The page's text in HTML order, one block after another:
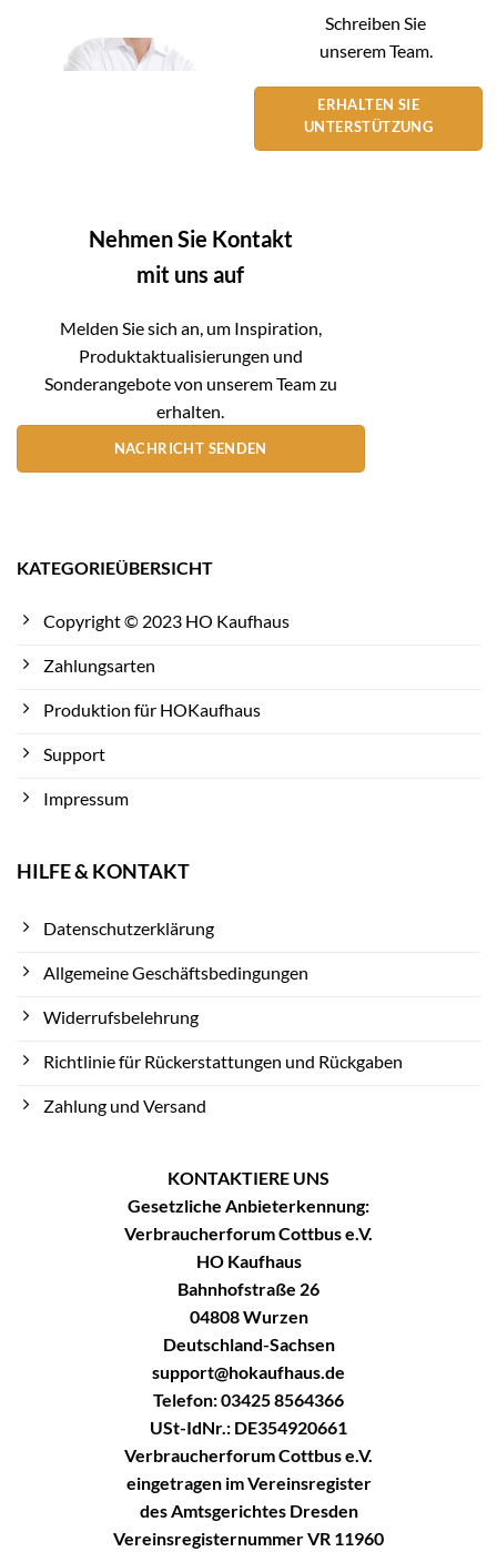
Schreiben Sie
unserem Team.
ERHALTEN SIE
UNTERSTÜTZUNG
Nehmen Sie Kontakt
mit uns auf
Melden Sie sich an, um Inspiration,
Produktaktualisierungen und
Sonderangebote von unserem Team zu
erhalten.
NACHRICHT SENDEN
KATEGORIEÜBERSICHT
Copyright © 2023 HO Kaufhaus
Zahlungsarten
Produktion für HOKaufhaus
Support
Impressum
HILFE & KONTAKT
Datenschutzerklärung
Allgemeine Geschäftsbedingungen
Widerrufsbelehrung
Richtlinie für Rückerstattungen und Rückgaben
Zahlung und Versand
KONTAKTIERE UNS
Gesetzliche Anbieterkennung:
Verbraucherforum Cottbus e.V.
HO Kaufhaus
Bahnhofstraße 26
04808 Wurzen
Deutschland-Sachsen
support@hokaufhaus.de
Telefon: 03425 8564366
USt-IdNr.: DE354920661
Verbraucherforum Cottbus e.V.
eingetragen im Vereinsregister
des Amtsgerichtes Dresden
Vereinsregisternummer VR 11960